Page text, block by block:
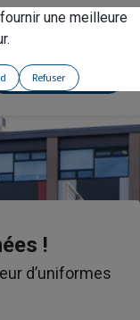
Arseno!
Contactez-nous
!
d’uniformes
une meilleure
Refuser